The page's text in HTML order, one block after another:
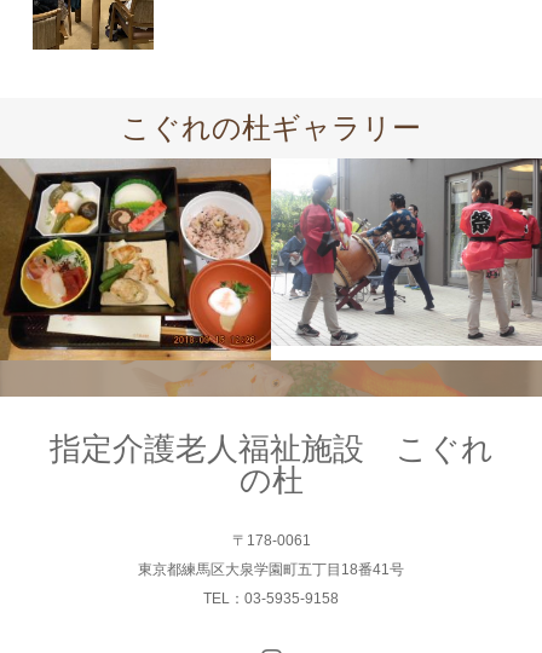
こぐれの杜ギャラリー
指定介護老人福祉施設 こぐれ
の杜
〒178-0061
東京都練馬区大泉学園町五丁目18番41号
TEL：03-5935-9158